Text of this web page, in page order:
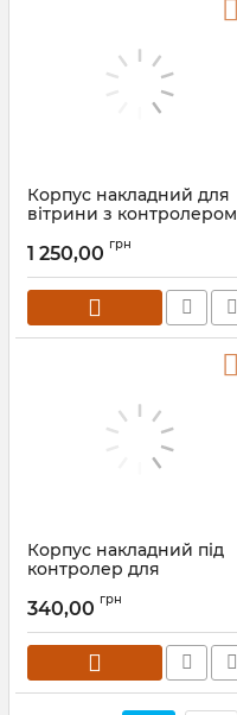
Корпус накладний для
вітрини з контролером
1 250,00 грн
Корпус накладний під
контролер для
340,00 грн